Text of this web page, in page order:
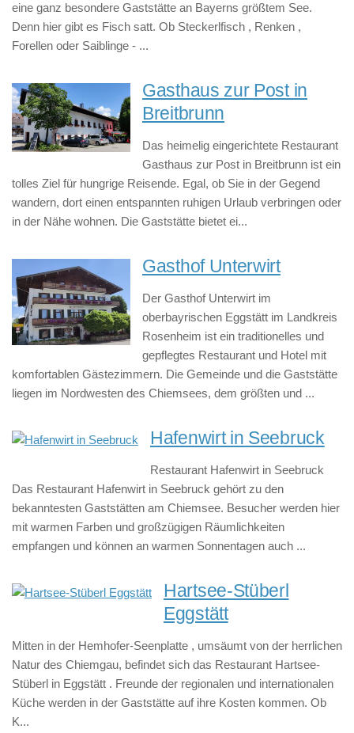
eine ganz besondere Gaststätte an Bayerns größtem See.
Denn hier gibt es Fisch satt. Ob Steckerlfisch , Renken ,
Forellen oder Saiblinge - ...
Gasthaus zur Post in
Breitbrunn
Das heimelig eingerichtete Restaurant
Gasthaus zur Post in Breitbrunn ist ein
tolles Ziel für hungrige Reisende. Egal, ob Sie in der Gegend
wandern, dort einen entspannten ruhigen Urlaub verbringen oder
in der Nähe wohnen. Die Gaststätte bietet ei...
Gasthof Unterwirt
Der Gasthof Unterwirt im
oberbayrischen Eggstätt im Landkreis
Rosenheim ist ein traditionelles und
gepflegtes Restaurant und Hotel mit
komfortablen Gästezimmern. Die Gemeinde und die Gaststätte
liegen im Nordwesten des Chiemsees, dem größten und ...
Hafenwirt in Seebruck
Restaurant Hafenwirt in Seebruck
Das Restaurant Hafenwirt in Seebruck gehört zu den
bekanntesten Gaststätten am Chiemsee. Besucher werden hier
mit warmen Farben und großzügigen Räumlichkeiten
empfangen und können an warmen Sonnentagen auch ...
Hartsee-Stüberl
Eggstätt
Mitten in der Hemhofer-Seenplatte , umsäumt von der herrlichen
Natur des Chiemgau, befindet sich das Restaurant Hartsee-
Stüberl in Eggstätt . Freunde der regionalen und internationalen
Küche werden in der Gaststätte auf ihre Kosten kommen. Ob
K...